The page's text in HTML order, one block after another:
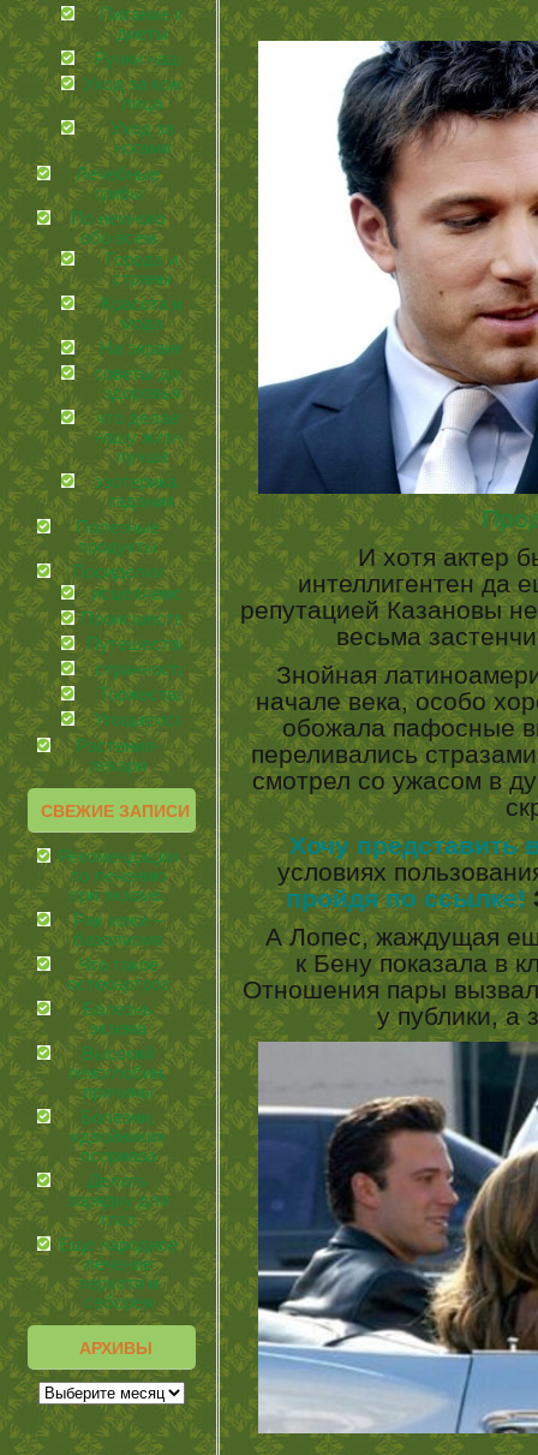
Питание и
диеты
Ручки наши
Уход за кожей
лица
Уход за
ногами
Лечебные
грибы
По немного
обо всем
Города и
страны
Красота и
мода
На экране
советы для
здоровья
что делает
нашу жизнь
лучше
эзотерика и
гадания
Полезные
продукты
Посиделки
иcцеляемся
Происшествия
Путешествия
странности
Торжества
Угощаемся!
Растения-
лекари
СВЕЖИЕ ЗАПИСИ
Рекомендации
по лечению
при экземе.
Рак кожи –
базалиома
Что такое
остеоартроз
Болезнь
экзема
Высокий
гемоглобин,
причины
Болезни,
«двойники»
псориаза
Делать
зарядку для
глаз
Еще народное
лечение
перхоти и
себорея
АРХИВЫ
И хотя актер
интеллигентен да
репутацией Казановы
весьма
Знойная
начале века, особо
обожала пафосные
переливались
смотрел со ужасом в
Хочу представить
условиях
пройдя по ссылке!
А Лопес, жаждущая еще
к Бену показала в
Отношения пары
у публики, а